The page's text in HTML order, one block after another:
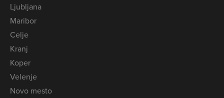
Ljubljana
Maribor
Celje
Kranj
Koper
Velenje
Novo mesto